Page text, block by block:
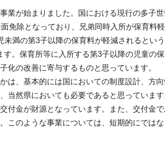
業が始まりました。国における現行の多子
免除となっており、兄弟同時入所が保育料
満の第3子以降の保育料が軽減されるとい
。保育所等に入所する第3子以降の児童の
化の改善に寄与するものと思っています。
は、基本的には国においての制度設計、方
当然県においても必要であると思っています
付金が財源となっています。また、交付金
このような事業については、短期的にでは